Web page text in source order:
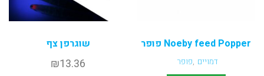
Noeby feed Popper פופר
דמויים ,פופר
שוגרפן צף
₪13.36